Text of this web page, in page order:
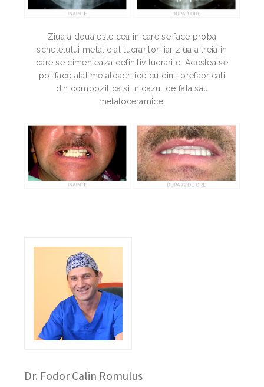
Ziua a doua este cea in care se face proba
scheletului metalic al lucrarilor ,iar ziua a treia in
care se cimenteaza definitiv lucrarile. Acestea se
pot face atat metaloacrilice cu dinti prefabricati
din compozit ca si in cazul de fata sau
metaloceramice.
Dr. Fodor Calin Romulus